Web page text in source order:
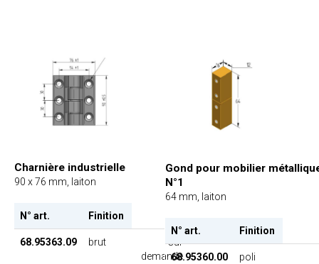
Charnière industrielle
90 x 76 mm, laiton
N° art. Finition
68.95363.09 brut
sur
demande
Gond pour mobilier
N°1
64 mm, laiton
N° art. Finition
68.95360.00
poli